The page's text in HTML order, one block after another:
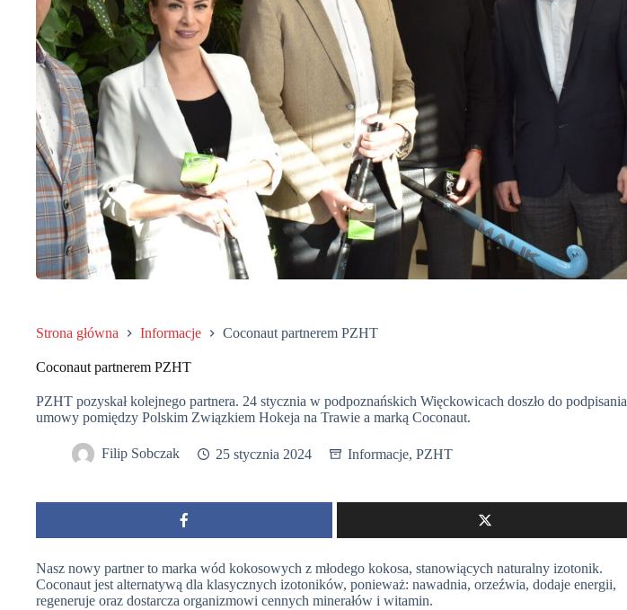
Strona główna Informacje Coconaut partnerem PZHT
Coconaut partnerem PZHT
PZHT pozyskał kolejnego partnera. 24 stycznia w podpoznańskich Więckowicach doszło do podpisania
umowy pomiędzy Polskim Związkiem Hokeja na Trawie a marką Coconaut.
Filip Sobczak 25 stycznia 2024 Informacje, PZHT
Nasz nowy partner to marka wód kokosowych z młodego kokosa, stanowiących naturalny izotonik.
Coconaut jest alternatywą dla klasycznych izotoników, ponieważ: nawadnia, orzeźwia, dodaje energii,
regeneruje oraz dostarcza organizmowi cennych minerałów i witamin.